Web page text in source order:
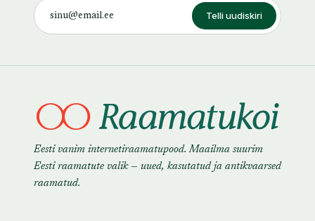
Telli uudiskiri
Eesti vanim internetiraamatupood. Maailma suurim
Eesti raamatute valik — uued, kasutatud ja antikvaarsed
raamatud.